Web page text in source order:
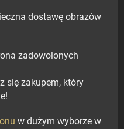
dostawę obrazów
zadowolonych
się zakupem, który
w dużym wyborze w